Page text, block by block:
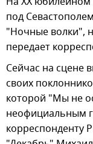
под
"Ночные волки",
передает
Сейчас на сцене
своих
которой "Мы не
неофициальным
корреспонденту